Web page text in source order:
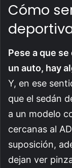
Cómo
Pese a que
un auto, hay
Y, en ese
que el sedán
a un modelo
cercanas al
suposición,
dejan ver